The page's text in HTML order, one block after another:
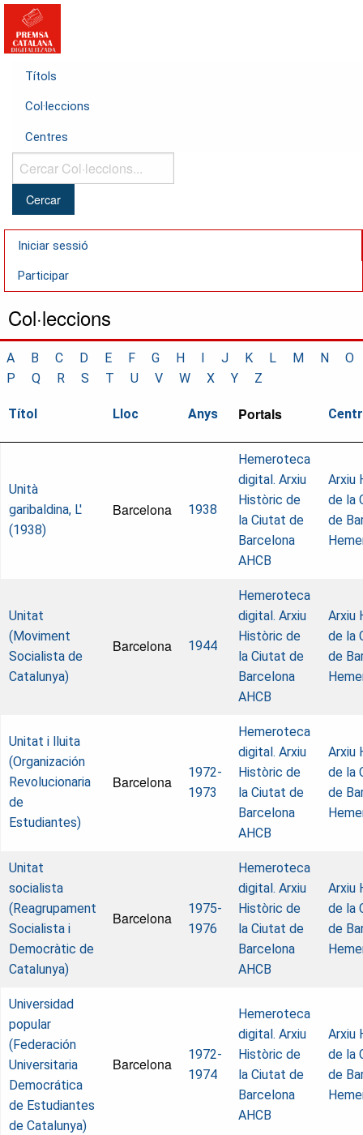
Títols
Col·leccions
Centres
Cercar
Col·leccions...
Iniciar sessió
Participar
Col·leccions
A B C D E F G H I J K L M N
O
P
Q R S T U V W X Y Z
Títol Lloc Anys Portals
Unità
garibaldina, L'
(1938)
Barcelona 1938
Hemeroteca
digital. Arxiu
Històric de
la Ciutat de
Barcelona
AHCB
Arxiu
de la
de
Unitat
(Moviment
Socialista de
Catalunya)
Barcelona 1944
Hemeroteca
digital. Arxiu
Històric de
la Ciutat de
Barcelona
AHCB
Arxiu
de la
de
Unitat i lluita
(Organización
Revolucionaria
de
Estudiantes)
Barcelona
1972-
1973
Hemeroteca
digital. Arxiu
Històric de
la Ciutat de
Barcelona
AHCB
Arxiu
de la
de
Unitat
socialista
(Reagrupament
Socialista i
Democràtic de
Catalunya)
Barcelona
1975-
1976
Hemeroteca
digital. Arxiu
Històric de
la Ciutat de
Barcelona
AHCB
Arxiu
de la
de
Universidad
popular
(Federación
Universitaria
Democrática
de Estudiantes
de Catalunya)
Barcelona
1972-
1974
Hemeroteca
digital. Arxiu
Històric de
la Ciutat de
Barcelona
AHCB
Arxiu
de la
de